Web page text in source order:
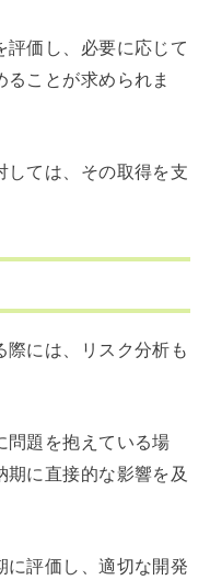
価し、必要に応じて
ことが求められま
しては、その取得を支
には、リスク分析も
問題を抱えている場
に直接的な影響を及
に評価し、適切な開発